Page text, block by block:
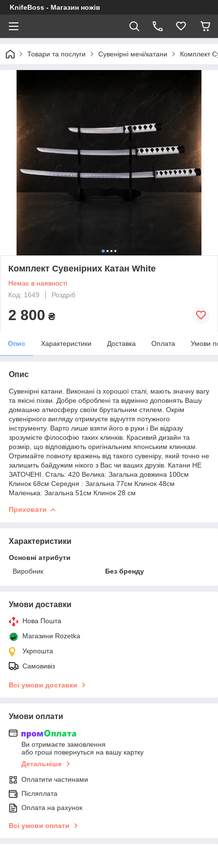
KnifeBoss - Магазин ножів
Товари та послуги Сувенірні мечі/катани Комплект
Комплект Сувенірних Катан White
Немає в наявності
Код: 1649
Роздріб
2 800 ₴
Опис Характеристики Доставка Оплата Умови
Опис
Сувенірні катани. Виконані із хорошої сталі, мають значну вагу
та якісні піхви. Добре оброблені та відмінно доповнять Вашу
домашню атмосферу своїм брутальним стилем. Окрім
сувенірного вигляду отримуєте відчуття потужного
інструменту. Варто лише взяти його в руки і Ви відразу
зрозумієте філософію таких клинків. Красивий дизайн та
розмір, що відповідають оригінальним японським клинкам.
Отримайте повноту вражень від такого сувеніру, який точно не
залишить байдужим нікого з Вас чи ваших друзів. Катани НЕ
ЗАТОЧЕНІ. Сталь: 420 Велика: Загальна довжина 100см
Клинок 68см Середня : Загальна 77см Клинок 48см
Маленька: Загальна 51см Клинок 28 см
Приховати
Характеристики
Основні атрибути
Виробник
Без бренду
Умови доставки
Нова Пошта
Магазини Rozetka
Укрпошта
Самовивіз
Всі умови доставки
Умови оплати
Ви отримаєте замовлення
або гроші повернуться на вашу картку
Детальніше
Оплатити частинами
Післяплата
Оплата на рахунок
Всі умови оплати